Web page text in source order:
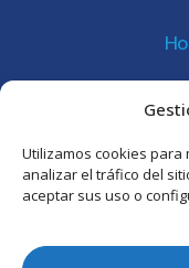
Utilizamos cookies
analizar el tráfico del
aceptar sus uso o
Lunes